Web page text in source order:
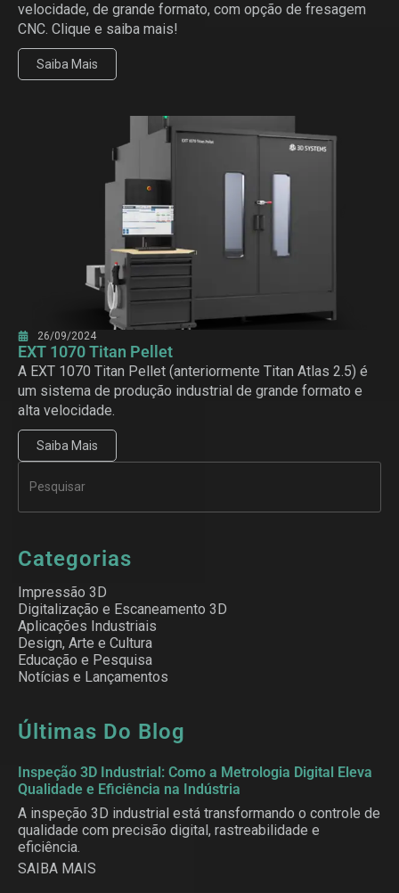
velocidade, de grande formato, com opção de fresagem
CNC. Clique e saiba mais!
Saiba Mais
26/09/2024
EXT 1070 Titan Pellet
A EXT 1070 Titan Pellet (anteriormente Titan Atlas 2.5) é
um sistema de produção industrial de grande formato e
alta velocidade.
Saiba Mais
Categorias
Impressão 3D
Digitalização e Escaneamento 3D
Aplicações Industriais
Design, Arte e Cultura
Educação e Pesquisa
Notícias e Lançamentos
Últimas Do Blog
Inspeção 3D Industrial: Como a Metrologia Digital Eleva
Qualidade e Eficiência na Indústria
A inspeção 3D industrial está transformando o controle de
qualidade com precisão digital, rastreabilidade e
eficiência.
SAIBA MAIS